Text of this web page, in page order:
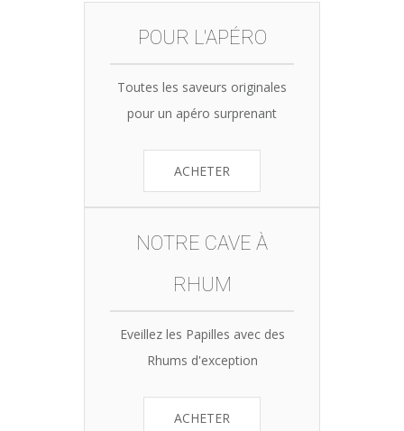
POUR L'APÉRO
Toutes les saveurs originales
pour un apéro surprenant
ACHETER
NOTRE CAVE À
RHUM
Eveillez les Papilles avec des
Rhums d'exception
ACHETER